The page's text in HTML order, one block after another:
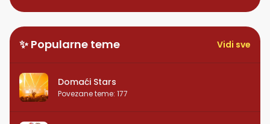
✨ Popularne teme Vidi sve
Domaći Stars
Povezane teme: 177